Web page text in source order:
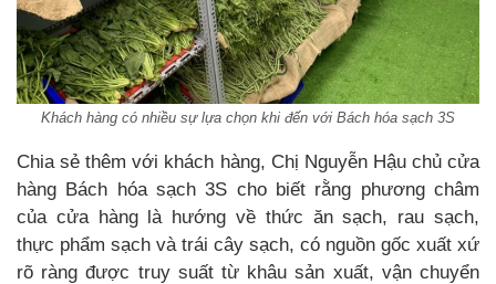
Khách hàng có nhiều sự lựa chọn khi đến với Bách hóa sạch 3S
Chia sẻ thêm với khách hàng, Chị Nguyễn Hậu chủ cửa
hàng Bách hóa sạch 3S cho biết rằng phương châm
của cửa hàng là hướng về thức ăn sạch, rau sạch,
thực phẩm sạch và trái cây sạch, có nguồn gốc xuất xứ
rõ ràng được truy suất từ khâu sản xuất, vận chuyển